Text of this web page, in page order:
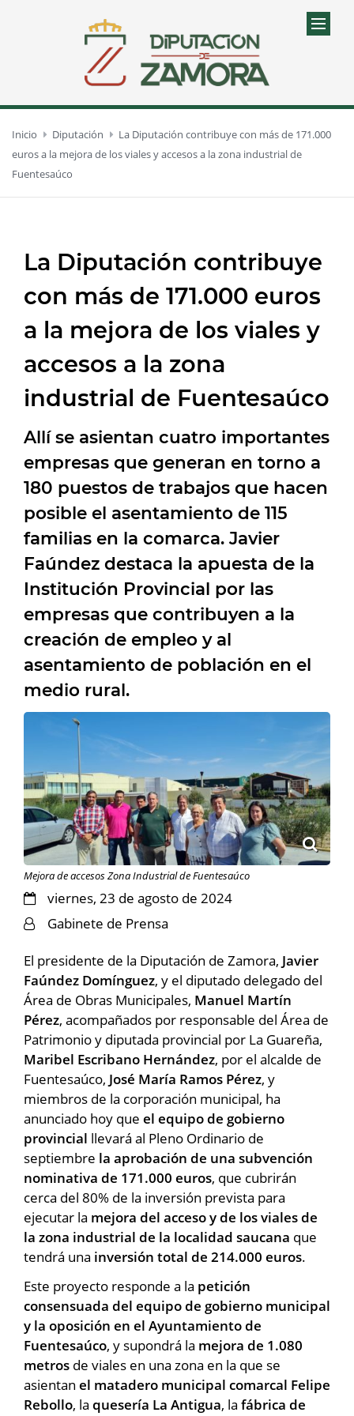
Inicio Diputación
La Diputación contribuye con más de 171.000
euros a la mejora de los viales y accesos a la zona industrial de
Fuentesaúco
La Diputación contribuye
con más de 171.000 euros
a la mejora de los viales y
accesos a la zona
industrial de Fuentesaúco
Allí se asientan cuatro importantes
empresas que generan en torno a
180 puestos de trabajos que hacen
posible el asentamiento de 115
familias en la comarca. Javier
Faúndez destaca la apuesta de la
Institución Provincial por las
empresas que contribuyen a la
creación de empleo y al
asentamiento de población en el
medio rural.
Mejora de accesos Zona Industrial de Fuentesaúco
viernes, 23 de agosto de 2024
Gabinete de Prensa
El presidente de la Diputación de Zamora, Javier
Faúndez Domínguez, y el diputado delegado del
Área de Obras Municipales, Manuel Martín
Pérez, acompañados por responsable del Área de
Patrimonio y diputada provincial por La Guareña,
Maribel Escribano Hernández, por el alcalde de
Fuentesaúco, José María Ramos Pérez, y
miembros de la corporación municipal, ha
anunciado hoy que el equipo de gobierno
provincial llevará al Pleno Ordinario de
septiembre la aprobación de una subvención
nominativa de 171.000 euros, que cubrirán
cerca del 80% de la inversión prevista para
ejecutar la mejora del acceso y de los viales de
la zona industrial de la localidad saucana que
tendrá una inversión total de 214.000 euros.
Este proyecto responde a la petición
consensuada del equipo de gobierno municipal
y la oposición en el Ayuntamiento de
Fuentesaúco, y supondrá la mejora de 1.080
metros de viales en una zona en la que se
asientan el matadero municipal comarcal Felipe
Rebollo, la quesería La Antigua, la fábrica de